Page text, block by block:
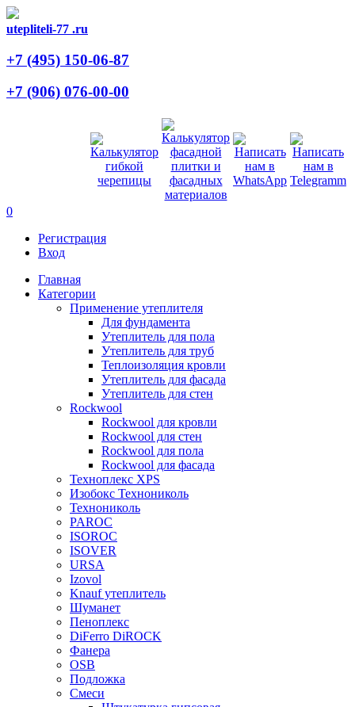
utepliteli-77 .ru
+7 (495) 150-06-87
+7 (906) 076-00-00
0
Регистрация
Вход
Главная
Категории
Применение утеплителя
Для фундамента
Утеплитель для пола
Утеплитель для труб
Теплоизоляция кровли
Утеплитель для фасада
Утеплитель для стен
Rockwool
Rockwool для кровли
Rockwool для стен
Rockwool для пола
Rockwool для фасада
Техноплекс XPS
Изобокс Технониколь
Технониколь
PAROC
ISOROC
ISOVER
URSA
Izovol
Knauf утеплитель
Шуманет
Пеноплекс
DiFerro DiROCK
Фанера
OSB
Подложка
Смеси